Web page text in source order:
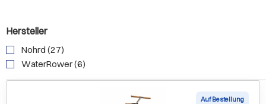
Hersteller
Nohrd (27)
WaterRower (6)
Auf Bestellung